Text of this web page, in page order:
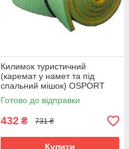
Килимок туристичний
(каремат у намет та під
спальний мішок) OSPORT
Tourist 10мм (FI-0082)
Жовто-зелений
Готово до відправки
432 ₴ 731 ₴
Купити